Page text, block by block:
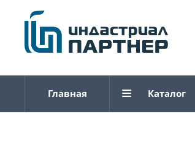
Главная Каталог